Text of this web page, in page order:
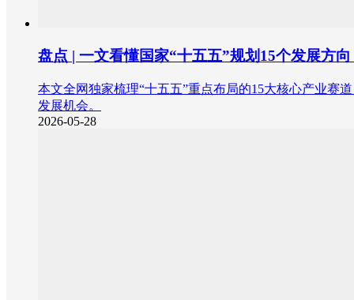
盘点 | 一文看懂国家“十五五”规划15个发展方
本文全网独家梳理“十五五”重点布局的15大核心产业赛
发展机会。
2026-05-28